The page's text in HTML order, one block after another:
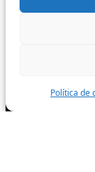
Política de